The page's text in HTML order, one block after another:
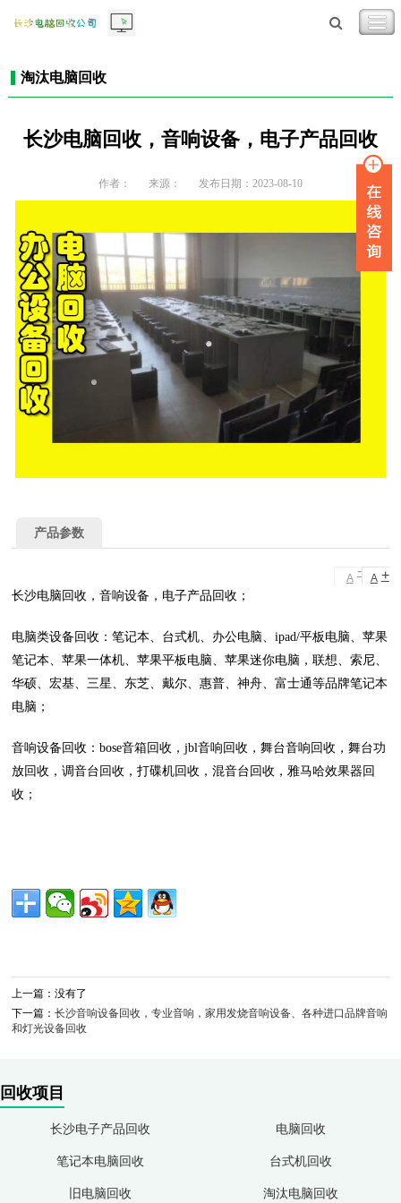
淘汰电脑回收
长沙电脑回收，音响设备，电子产品回收
作者： 来源： 发布日期：2023-08-10
产品参数
A - A +
长沙电脑回收，音响设备，电子产品回收；
电脑类设备回收：笔记本、台式机、办公电脑、ipad/平板电脑、苹果
笔记本、苹果一体机、苹果平板电脑、苹果迷你电脑，联想、索尼、
华硕、宏基、三星、东芝、戴尔、惠普、神舟、富士通等品牌笔记本
电脑；
音响设备回收：bose音箱回收，jbl音响回收，舞台音响回收，舞台功
放回收，调音台回收，打碟机回收，混音台回收，雅马哈效果器回
收；
上一篇：没有了
下一篇：长沙音响设备回收，专业音响，家用发烧音响设备、各种进口品牌音响
和灯光设备回收
回收项目
长沙电子产品回收 电脑回收
笔记本电脑回收 台式机回收
旧电脑回收 淘汰电脑回收